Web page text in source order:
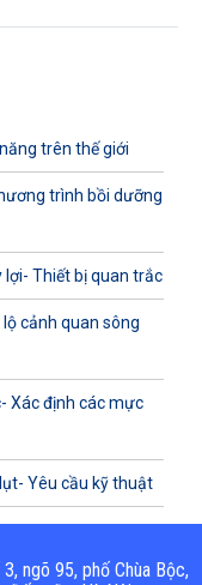
trên thế giới
trình bồi dưỡng
lợi- Thiết bị quan trắc
cảnh quan sông
Xác định các mực
Yêu cầu kỹ thuật
ngõ 95, phố Chùa Bộc,